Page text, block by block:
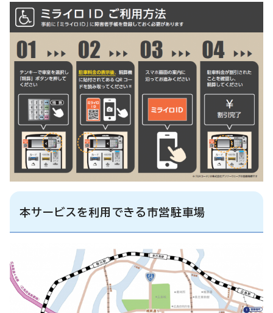
本サービスを利用できる市営駐車場